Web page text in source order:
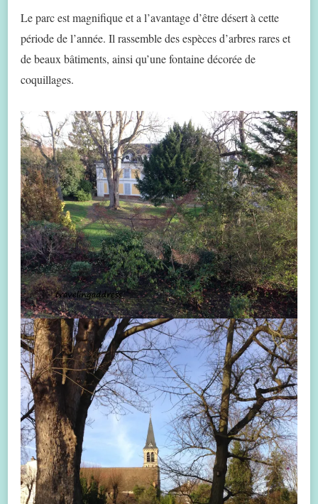
Le parc est magnifique et a l’avantage d’être désert à cette
période de l’année. Il rassemble des espèces d’arbres rares et
de beaux bâtiments, ainsi qu’une fontaine décorée de
coquillages.